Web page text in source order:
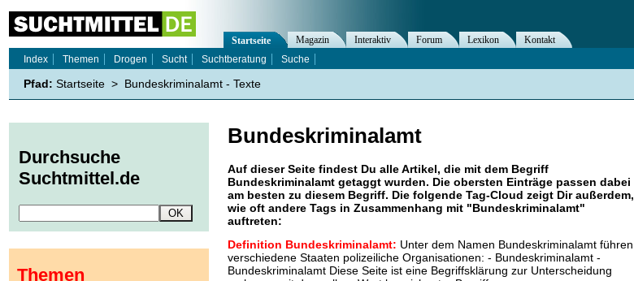
Bundeskriminalamt
Auf dieser Seite findest Du alle Artikel, die mit dem Begriff
Bundeskriminalamt getaggt wurden. Die obersten Einträge passen dabei
am besten zu diesem Begriff. Die folgende Tag-Cloud zeigt Dir außerdem,
wie oft andere Tags in Zusammenhang mit "Bundeskriminalamt"
auftreten:
Definition Bundeskriminalamt: Unter dem Namen Bundeskriminalamt führen
verschiedene Staaten polizeiliche Organisationen: - Bundeskriminalamt -
Bundeskriminalamt Diese Seite ist eine Begriffsklärung zur Unterscheidung
Startseite Magazin Interaktiv Forum Lexikon
Kontakt
Index
Themen Drogen Sucht Suchtberatung Suche
Pfad: Startseite > Bundeskriminalamt - Texte
Durchsuche
Suchtmittel.de
Themen